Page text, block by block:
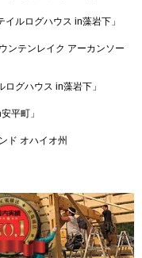
ルログハウス in藻岩下」
ンテンレイク アーカンソー
グハウス in藻岩下」
平町」
ド オハイオ州